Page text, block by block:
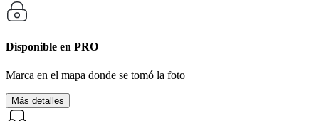
Disponible en PRO
Marca en el mapa donde se tomó la foto
Más detalles